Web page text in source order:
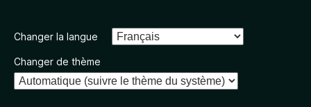
Changer la langue
Changer de thème